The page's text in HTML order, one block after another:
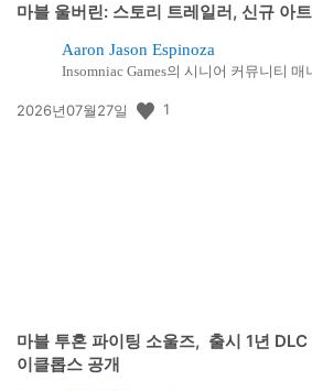
마블 울버린: 스토리 트레일러, 신규 아
Aaron Jason Espinoza
Insomniac Games의 시니어 커뮤니티 매
공
2026년07월27일 1
마블 투혼 파이팅 소울즈, 출시 1년
이클롭스 공개